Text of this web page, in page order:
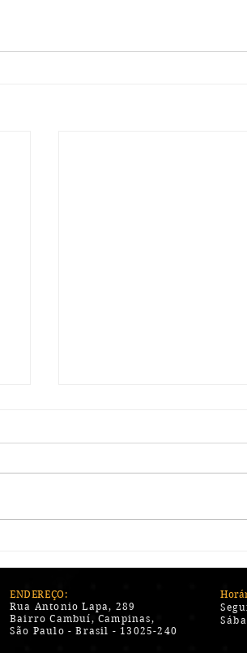
Charutos e Acessórios
ENDEREÇO:
Rua Antonio Lapa, 289
Bairro Cambuí, Campinas,
São Paulo - Brasil - 13025-240